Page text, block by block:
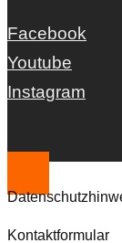
Facebook
Youtube
Instagram
Kontaktformular